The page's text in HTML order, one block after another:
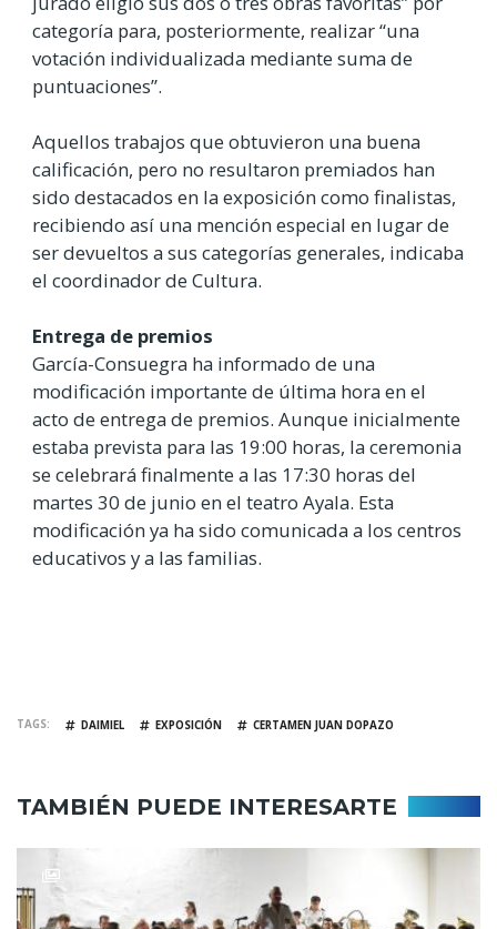
categoría para, posteriormente, realizar “una
votación individualizada mediante suma de
puntuaciones”.
Aquellos trabajos que obtuvieron una buena
calificación, pero no resultaron premiados han
sido destacados en la exposición como finalistas,
recibiendo así una mención especial en lugar de
ser devueltos a sus categorías generales, indicaba
el coordinador de Cultura.
Entrega de premios
García-Consuegra ha informado de una
modificación importante de última hora en el
acto de entrega de premios. Aunque inicialmente
estaba prevista para las 19:00 horas, la ceremonia
se celebrará finalmente a las 17:30 horas del
martes 30 de junio en el teatro Ayala. Esta
modificación ya ha sido comunicada a los centros
educativos y a las familias.
TAGS DAIMIEL EXPOSICIÓN CERTAMEN JUAN DOPAZO
TAMBIÉN PUEDE INTERESARTE